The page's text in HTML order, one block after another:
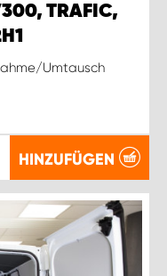
TRAFIC,
Umtausch
HINZUFÜGEN